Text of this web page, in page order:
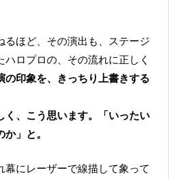
ロプロの、その流れに正しく
の印象を、きっちり上書きする
く、こう思います。「いったい
」と。